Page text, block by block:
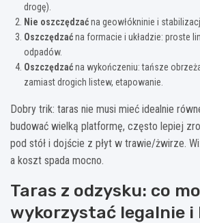
drogę).
Nie oszczędzaćna geowłókninie i
Oszczędzaćna formacie i układzie: proste
odpadów.
Oszczędzaćna wykończeniu: tańsze
zamiast drogich listew, etapowanie.
Dobry trik: taras nie musi mieć idealnie
budować wielką platformę, często lepiej
pod stół i dojście z płyt w trawie/żwirze.
a koszt spada mocno.
Taras z odzysku: co
wykorzystać legalnie i